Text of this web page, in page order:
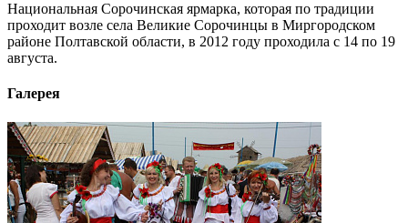
Национальная Сорочинская ярмарка, которая по традиции
проходит возле села Великие Сорочинцы в Миргородском
районе Полтавской области, в 2012 году проходила с 14 по 19
августа.
Галерея